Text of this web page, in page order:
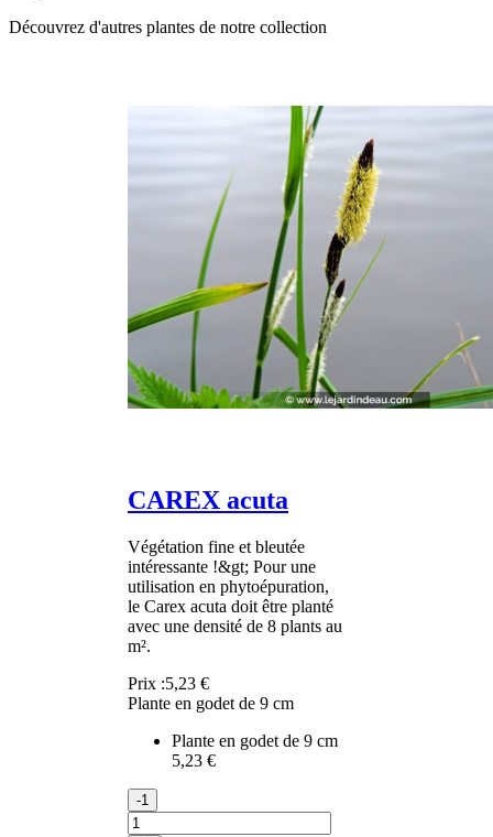
Découvrez d'autres plantes de notre collection
CAREX acuta
Végétation fine et bleutée
intéressante !&gt; Pour une
utilisation en phytoépuration,
le Carex acuta doit être planté
avec une densité de 8 plants au
m².
Prix :5,23 €
Plante en godet de 9 cm
Plante en godet de 9 cm
5,23 €
-1